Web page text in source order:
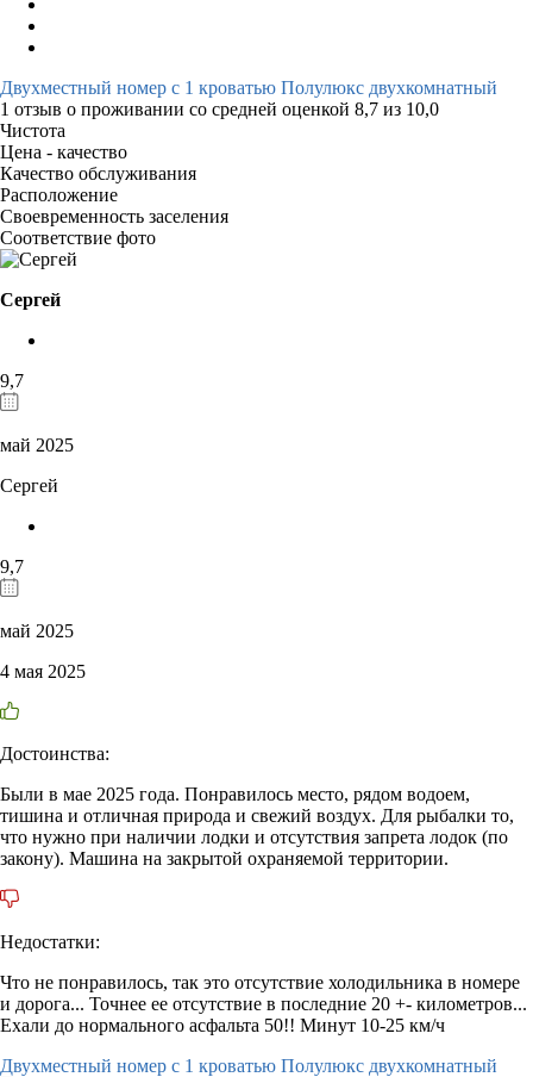
Двухместный номер с 1 кроватью Полулюкс двухкомнатный
1 отзыв о проживании со средней оценкой 8,7 из 10,0
Чистота
Цена - качество
Качество обслуживания
Расположение
Своевременность заселения
Соответствие фото
Сергей
9,7
май 2025
Сергей
9,7
май 2025
4 мая 2025
Достоинства:
Были в мае 2025 года. Понравилось место, рядом водоем,
тишина и отличная природа и свежий воздух. Для рыбалки то,
что нужно при наличии лодки и отсутствия запрета лодок (по
закону). Машина на закрытой охраняемой территории.
Недостатки:
Что не понравилось, так это отсутствие холодильника в номере
и дорога... Точнее ее отсутствие в последние 20 +- километров...
Ехали до нормального асфальта 50!! Минут 10-25 км/ч
Двухместный номер с 1 кроватью Полулюкс двухкомнатный